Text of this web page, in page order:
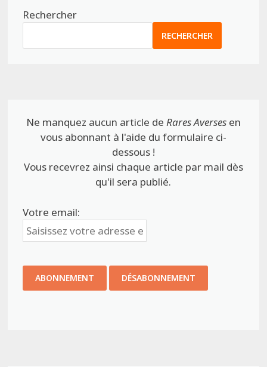
Rechercher
RECHERCHER
Ne manquez aucun article de Rares Aversesen
vous abonnant à l'aide du formulaire ci-
dessous !
Vous recevrez ainsi chaque article par mail dès
qu'il sera publié.
Votre email: